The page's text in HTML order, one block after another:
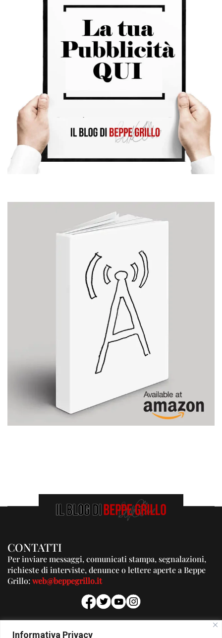
Informativa Privacy
CONTATTI
Per inviare messaggi, comunicati stampa, segnalazioni,
richieste di interviste, denunce o lettere aperte a Beppe
Grillo:web@beppegrillo.it
PUBBLICITA'